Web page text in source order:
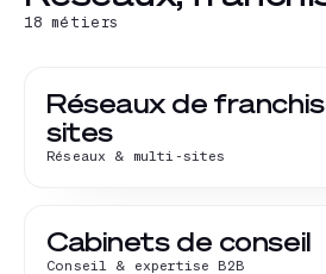
18 métiers
Réseaux de
sites
Réseaux & multi-sites
Cabinets de conseil
Conseil & expertise B2B